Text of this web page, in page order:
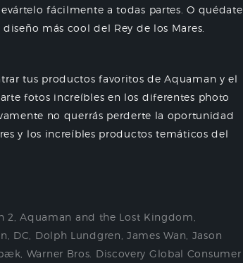
fácilmente a todas partes. O quédate
más cool del Rey de los Mares.
tus productos favoritos de Aquaman y el
fotos increíbles en los diferentes photo
no querrás perderte la oportunidad
y los increíbles productos temáticos del
2 ,Aquaman and the Lost Kingdom
DC Dolph Lundgren ,James Wan Jason
Warner Bros. Discovery Global Consumer